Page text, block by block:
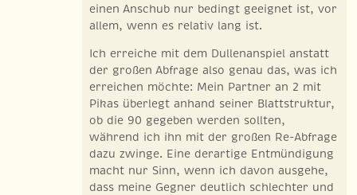
einen Anschub nur bedingt geeignet ist, vor
allem, wenn es relativ lang ist.
Ich erreiche mit dem Dullenanspiel anstatt
der großen Abfrage also genau das, was ich
erreichen möchte: Mein Partner an 2 mit
Pikas überlegt anhand seiner Blattstruktur,
ob die 90 gegeben werden sollten,
während ich ihn mit der großen Re-Abfrage
dazu zwinge. Eine derartige Entmündigung
macht nur Sinn, wenn ich davon ausgehe,
dass meine Gegner deutlich schlechter und